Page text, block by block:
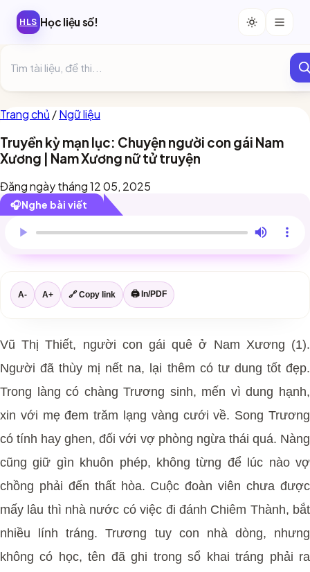
HLS Học liệu số!
Trang chủ /Ngữ liệu
Truyền kỳ mạn lục: Chuyện người con gái Nam
Xương | Nam Xương nữ tử truyện
Đăng ngày tháng 12 05, 2025
🎧Nghe bài viết
Trình duyệt này chưa hỗ trợ đọc bài viết.
A- A+ 🔗 Copy link 🖨 In/PDF
Vũ Thị Thiết, người con gái quê ở Nam Xương (1).
Người đã thùy mị nết na, lại thêm có tư dung tốt đẹp.
Trong làng có chàng Trương sinh, mến vì dung hạnh,
xin với mẹ đem trăm lạng vàng cưới về. Song Trương
có tính hay ghen, đối với vợ phòng ngừa thái quá. Nàng
cũng giữ gìn khuôn phép, không từng để lúc nào vợ
chồng phải đến thất hòa. Cuộc đoàn viên chưa được
mấy lâu thì nhà nước có việc đi đánh Chiêm Thành, bắt
nhiều lính tráng. Trương tuy con nhà dòng, nhưng
không có học, tên đã ghi trong sổ khai tráng phải ra